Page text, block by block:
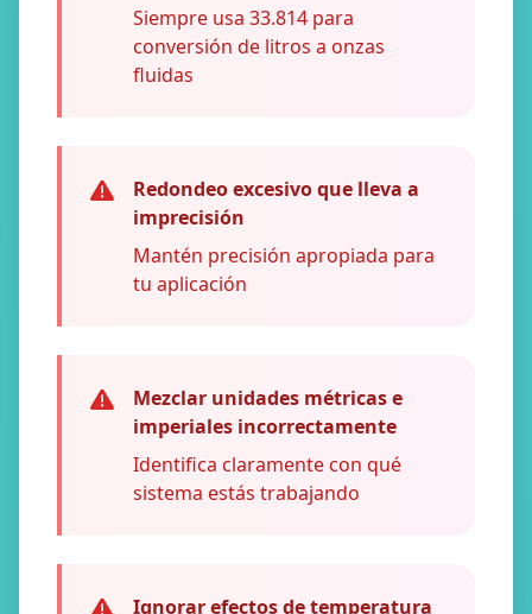
Siempre usa 33.814 para
conversión de litros a onzas
fluidas
Redondeo excesivo que lleva a
imprecisión
Mantén precisión apropiada para
tu aplicación
Mezclar unidades métricas e
imperiales incorrectamente
Identifica claramente con qué
sistema estás trabajando
Ignorar efectos de temperatura